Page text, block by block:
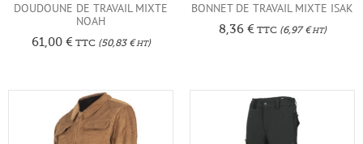
DOUDOUNE DE TRAVAIL MIXTE
NOAH
61,00 €TTC(50,83 €HT)
BONNET DE TRAVAIL MIXTE ISAK
8,36 €TTC(6,97€HT)